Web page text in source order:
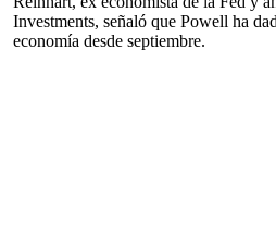
Investments, señaló que Powell ha
economía desde septiembre.